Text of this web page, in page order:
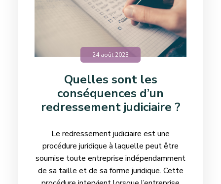
24 août 2023
Quelles sont les
conséquences d’un
redressement judiciaire ?
Le redressement judiciaire est une
procédure juridique à laquelle peut être
soumise toute entreprise indépendamment
de sa taille et de sa forme juridique. Cette